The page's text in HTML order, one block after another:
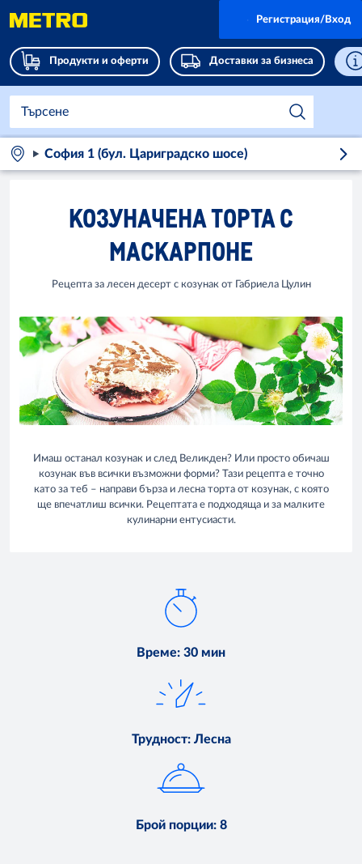
Продукти и оферти Доставки за бизнеса
Регистрация/Вход
София 1 (бул. Цариградско шосе)
КОЗУНАЧЕНА ТОРТА С
МАСКАРПОНЕ
Рецепта за лесен десерт с козунак от Габриела Цулин
Имаш останал козунак и след Великден? Или просто обичаш
козунак във всички възможни форми? Тази рецепта е точно
като за теб – направи бърза и лесна торта от козунак, с която
ще впечатлиш всички. Рецептата е подходяща и за малките
кулинарни ентусиасти.
Време: 30 мин
Трудност: Лесна
Брой порции: 8